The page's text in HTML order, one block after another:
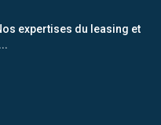
expertises du leasing et